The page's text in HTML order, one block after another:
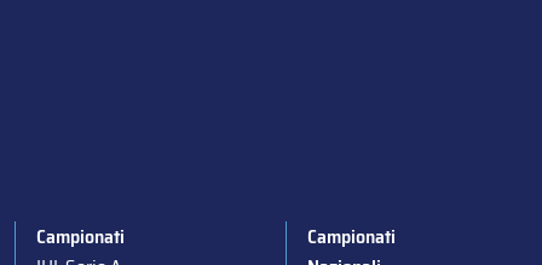
Campionati
Campionati